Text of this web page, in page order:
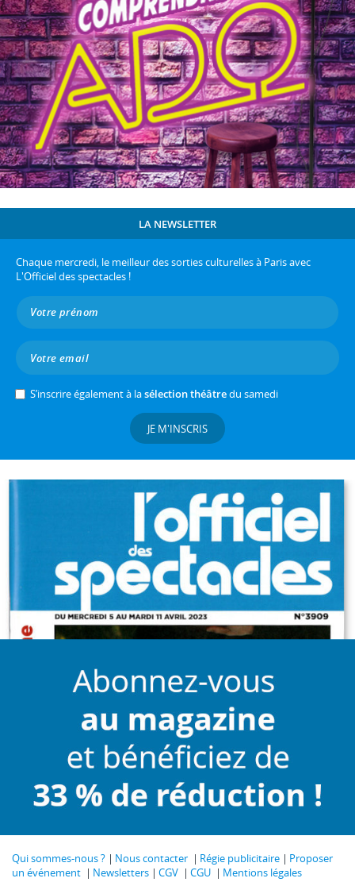
LA NEWSLETTER
Chaque mercredi, le meilleur des sorties culturelles à Paris avec
L'Officiel des spectacles !
S’inscrire également à lasélection théâtredu samedi
JE M'INSCRIS
Qui sommes-nous ? Nous contacter Régie publicitaire
Proposer
un événement
Newsletters CGV CGU
Mentions légales